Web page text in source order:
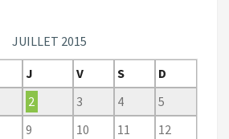
JUILLET 2015
J V S
D
2 3 4
5
9 10 11
12